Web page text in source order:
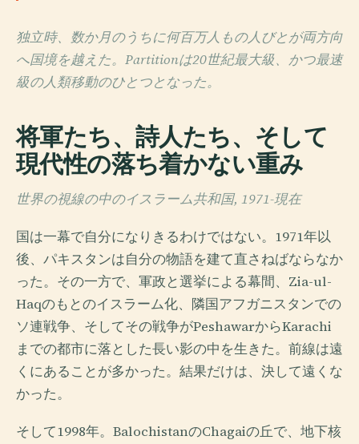
独立時、数か月のうちに何百万人もの人びとが両方向
へ国境を越えた。Partitionは20世紀最大級、かつ最速
級の人類移動のひとつとなった。
将軍たち、詩人たち、そして
現代性の落ち着かない重み
世界の視線の中のイスラーム共和国, 1971-現在
国は一幕で自分になりきるわけではない。1971年以
後、パキスタンは自分の物語を建て直さねばならなか
った。その一方で、軍政と選挙による幕間、Zia-ul-
Haqのもとのイスラーム化、隣国アフガニスタンでの
ソ連戦争、そしてその戦争がPeshawarからKarachi
までの都市に落とした長い影の中を生きた。前線は遠
くにあることが多かった。結果だけは、決して遠くな
かった。
そして1998年。BalochistanのChagaiの丘で、地下核